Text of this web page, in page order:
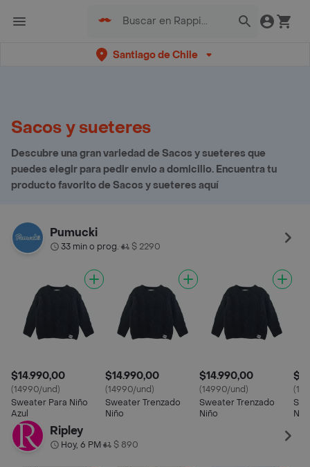
Santiago de Chile
Sacos y sueteres
Descubre una gran variedad de Sacos y sueteres que
puedes elegir para pedir envio a domicilio. Encuentra tu
producto favorito de Sacos y sueteres aquí
Pumucki
33 min o prog.• $ 2290
$14.990,00
(14990/und)
Sweater Para Niño
Azul
$14.990,00
(14990/und)
Sweater Trenzado
Niño
$14.990,00
(14990/und)
Sweater Trenzado
Niño
Ripley
Hoy, 6 PM• $ 890